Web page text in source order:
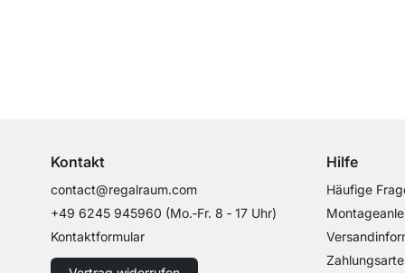
Kontakt
contact@regalraum.com
+49 6245 945960 (Mo.‑Fr. 8 ‑ 17 Uhr)
Kontaktformular
Hilfe
Häufige